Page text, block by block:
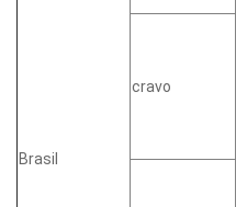
Brasil
cravo